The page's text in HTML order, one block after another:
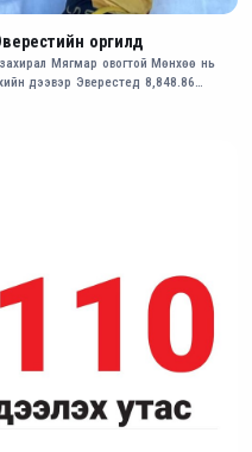
оргилд
Мягмар овогтой Мөнхөө нь
дээвэр Эверестед 8,848.86